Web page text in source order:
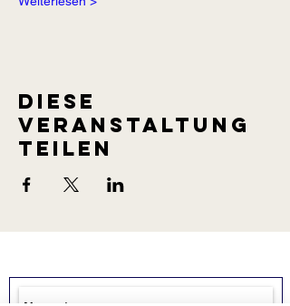
Diese
Veranstaltung
teilen